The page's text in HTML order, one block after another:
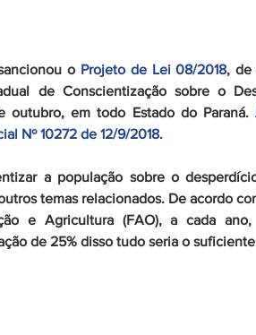
o Projeto de Lei 08/2018, de
de Conscientização sobre o
outubro, em todo Estado do Paraná.
Nº 10272 de 12/9/2018.
a população sobre o
temas relacionados. De acordo
e Agricultura (FAO), a cada
de 25% disso tudo seria o